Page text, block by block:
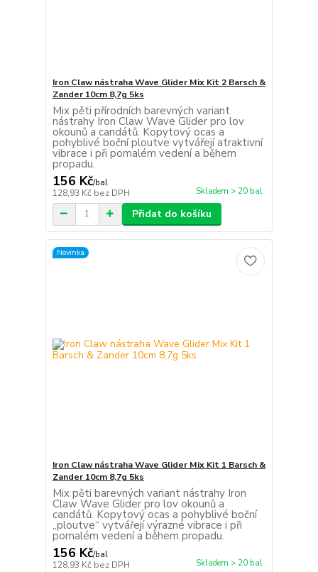
Iron Claw nástraha Wave Glider Mix Kit 2 Barsch &
Zander 10cm 8,7g 5ks
Mix pěti přírodních barevných variant
nástrahy Iron Claw Wave Glider pro lov
okounů a candátů. Kopytový ocas a
pohyblivé boční ploutve vytvářejí atraktivní
vibrace i při pomalém vedení a během
propadu.
156 Kč/bal
128,93 Kč bez DPH Skladem > 20 bal
Přidat do košíku
Novinka
Iron Claw nástraha Wave Glider Mix Kit 1 Barsch &
Zander 10cm 8,7g 5ks
Mix pěti barevných variant nástrahy Iron
Claw Wave Glider pro lov okounů a
candátů. Kopytový ocas a pohyblivé boční
„ploutve“ vytvářejí výrazné vibrace i při
pomalém vedení a během propadu.
156 Kč/bal
128,93 Kč bez DPH Skladem > 20 bal